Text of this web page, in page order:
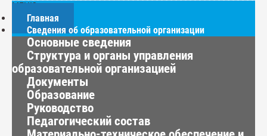
МЕНЮ
Главная
Сведения об образовательной организации
Основные сведения
Структура и органы управления
образовательной организацией
Документы
Образование
Руководство
Педагогический состав